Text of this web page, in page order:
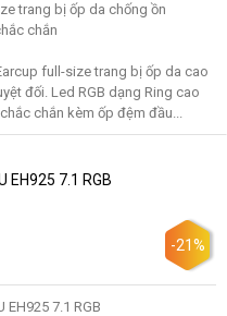
trang bị ốp da chống ồn
chắn
full-size trang bị ốp da cao
đối. Led RGB dạng Ring cao
chắn kèm ốp đệm đầu...
EH925 7.1 RGB
-21%
EH925 7.1 RGB